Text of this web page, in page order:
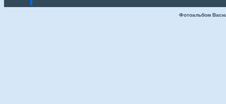
Фотоальбом